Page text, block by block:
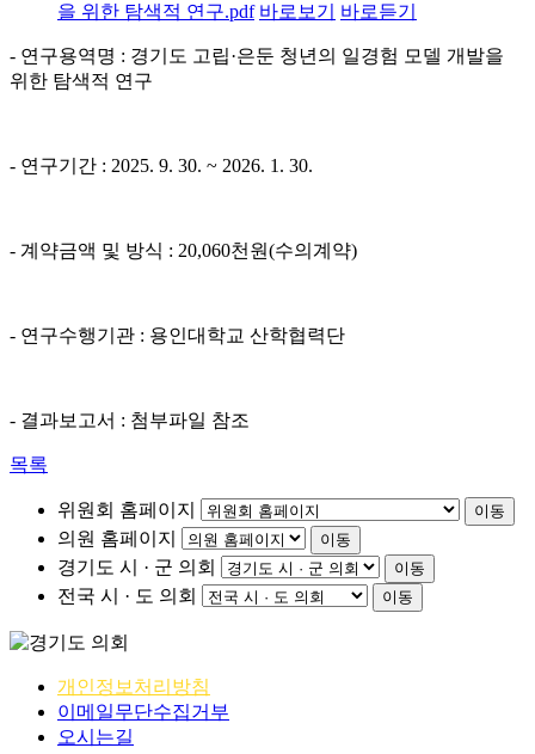
을 위한 탐색적 연구.pdf 바로보기 바로듣기
- 연구용역명 : 경기도 고립·은둔 청년의 일경험 모델 개발을
위한 탐색적 연구
- 연구기간 : 2025. 9. 30. ~ 2026. 1. 30.
- 계약금액 및 방식 : 20,060천원(수의계약)
- 연구수행기관 : 용인대학교 산학협력단
- 결과보고서 : 첨부파일 참조
목록
위원회 홈페이지 이동
의원 홈페이지 이동
경기도 시 · 군 의회 이동
전국 시 · 도 의회 이동
개인정보처리방침
이메일무단수집거부
오시는길